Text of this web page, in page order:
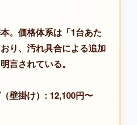
。価格体系は「1台あた
り、汚れ具合による追加
言されている。
壁掛け）: 12,100円〜